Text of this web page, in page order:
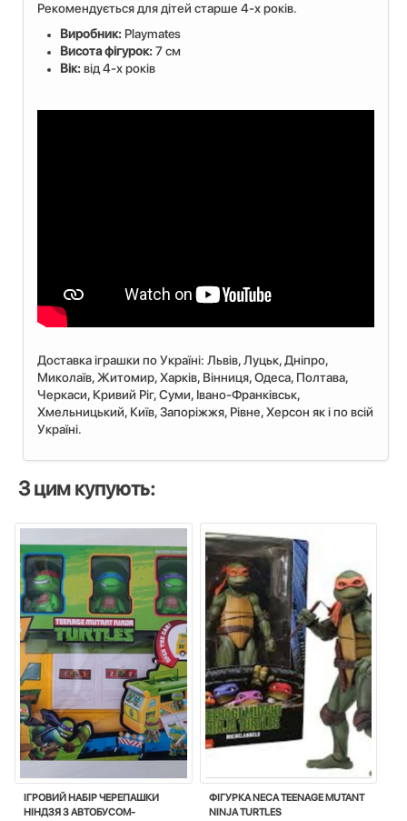
Рекомендується для дітей старше 4-х років.
Виробник: Playmates
Висота фігурок:7 см
Вік:від 4-х років
Доставка іграшки по Україні: Львiв, Луцьк, Дніпро,
Миколаїв, Житомир, Харків, Вінниця, Одеса, Полтава,
Черкаси, Кривий Ріг, Суми, Івано-Франківськ,
Хмельницький, Київ, Запоріжжя, Рівне, Херсон як і по всій
Україні.
З цим купують:
ІГРОВИЙ НАБІР ЧЕРЕПАШКИ
НІНДЗЯ З АВТОБУСОМ-
ФІГУРКА NECA TEENAGE MUTANT
NINJA TURTLES